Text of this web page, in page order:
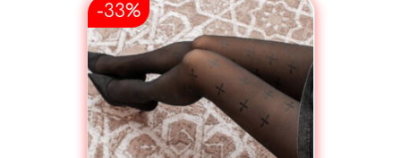
-33%